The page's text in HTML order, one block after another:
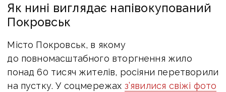
Як нині виглядає напівокупований
Покровськ
Місто Покровськ, в якому
до повномасштабного вторгнення жило
понад 60 тисяч жителів, росіяни перетворили
на пустку. У соцмережах з’явилися свіжі фото